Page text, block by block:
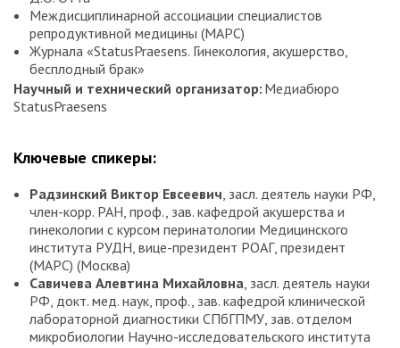
Междисциплинарной ассоциации специалистов
репродуктивной медицины (МАРС)
Журнала «StatusPraesens. Гинекология, акушерство,
бесплодный брак»
Научный и технический организатор: Медиабюро
StatusPraesens
Ключевые спикеры:
Радзинский Виктор Евсеевич , засл. деятель науки РФ,
член-корр. РАН, проф., зав. кафедрой акушерства и
гинекологии с курсом перинатологии Медицинского
института РУДН, вице-президент РОАГ, президент
(МАРС) (Москва)
Савичева Алевтина Михайловна , засл. деятель науки
РФ, докт. мед. наук, проф., зав. кафедрой клинической
лабораторной диагностики СПбГПМУ, зав. отделом
микробиологии Научно-исследовательского института